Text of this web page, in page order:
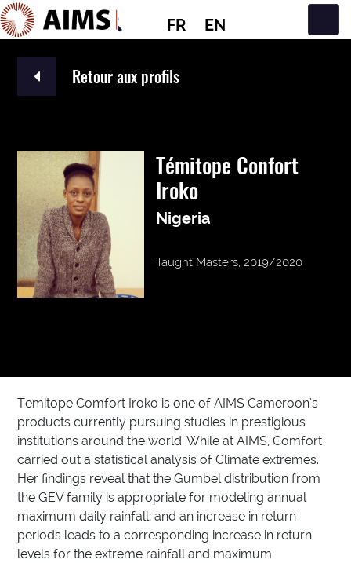
FR EN
Navigation principale
Retour aux profils
Témitope Confort
Iroko
Nigeria
Taught Masters, 2019/2020
Temitope Comfort Iroko is one of AIMS Cameroon’s
products currently pursuing studies in prestigious
institutions around the world. While at AIMS, Comfort
carried out a statistical analysis of Climate extremes.
Her findings reveal that the Gumbel distribution from
the GEV family is appropriate for modeling annual
maximum daily rainfall; and an increase in return
periods leads to a corresponding increase in return
levels for the extreme rainfall and maximum